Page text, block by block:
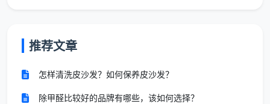
乎不伤玻璃。
第4步：刮水透洗
喷壶将洗洁精温水液均匀喷到玻璃上，用玻璃刮从上至
推荐文章
怎样清洗皮沙发？如何保养皮沙发？
除甲醛比较好的品牌有哪些，该如何选择？